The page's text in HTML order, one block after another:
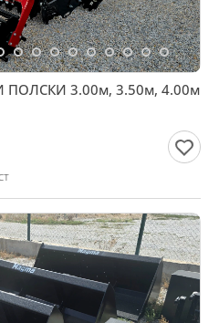
ПОЛСКИ 3.00м, 3.50м, 4.00м